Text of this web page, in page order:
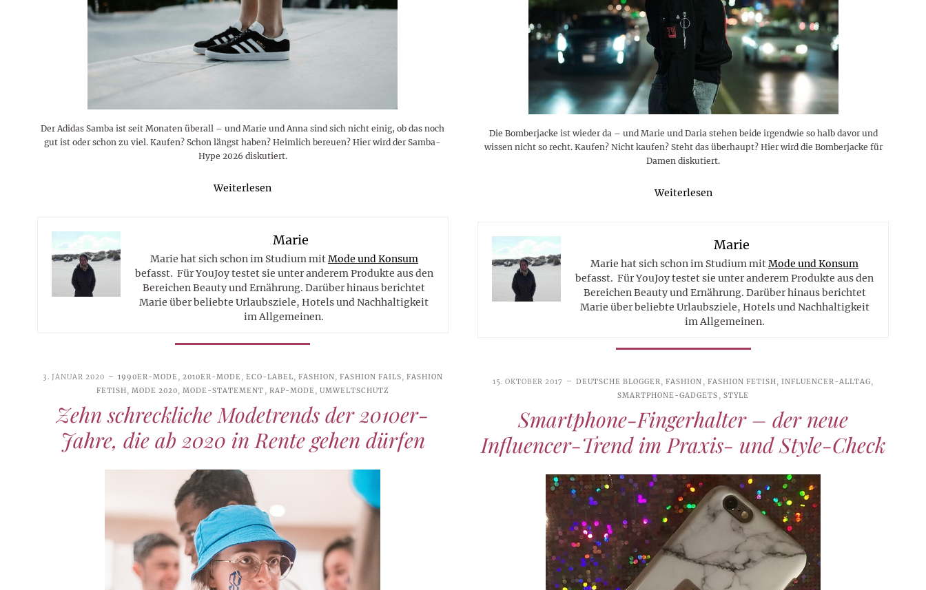
Stars 2026
Start, Teilnehmer, Gagen und
lustigen Sprüche helfen beim
dahintersteckt und was bei
Plattformen zu beachten ist
BMI-Rechner für Frauen 2026
MORE
Profi
Sternzeichen
Ausblick für Frauen und
Jahre
MORE
Traumurlaub im
Der Adidas Samba ist seit Monaten überall – und Marie und Anna sind sich nicht einig, ob das noch
gut ist oder schon zu viel. Kaufen? Schon längst haben? Heimlich bereuen? Hier wird der Samba-
Hype 2026 diskutiert.
Weiterlesen
Marie
Marie hat sich schon im Studium mitMode und Konsum
befasst. Für YouJoy testet sie unter anderem Produkte aus den
Bereichen Beauty und Ernährung. Darüber hinaus berichtet
Marie über beliebte Urlaubsziele, Hotels und Nachhaltigkeit
im Allgemeinen.
Die Bomberjacke ist wieder da – und Marie und Daria stehen beide irgendwie so halb davor und
wissen nicht so recht. Kaufen? Nicht kaufen? Steht das überhaupt? Hier wird die Bomberjacke für
Damen diskutiert.
Weiterlesen
Marie
Marie hat sich schon im Studium mitMode und Konsum
befasst. Für YouJoy testet sie unter anderem Produkte aus den
Bereichen Beauty und Ernährung. Darüber hinaus berichtet
Marie über beliebte Urlaubsziele, Hotels und Nachhaltigkeit
im Allgemeinen.
3. JANUAR 2020 1990ER-MODE, 2010ER-MODE, ECO-LABEL,FASHION,FASHION FAILS,FASHION
FETISH,MODE 2020,MODE-STATEMENT , RAP-MODE, UMWELTSCHUTZ
Zehn schreckliche Modetrends der 2010er-
Jahre, die ab 2020 in Rente gehen dürfen
15. OKTOBER 2017 DEUTSCHE BLOGGER,FASHION , FASHION FETISH, INFLUENCER-ALLTAG,
SMARTPHONE-GADGETS , STYLE
Smartphone-Fingerhalter – der neue
Influencer-Trend im Praxis- und Style-Check